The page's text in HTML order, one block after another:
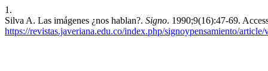
1.
Silva A. Las imágenes ¿nos hablan?. Signo. 1990;9(16):47-69.
https://revistas.javeriana.edu.co/index.php/signoypensamiento/